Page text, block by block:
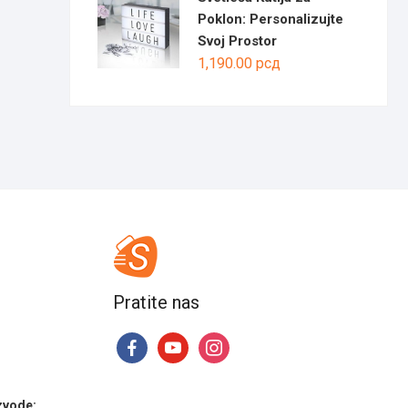
Poklon: Personalizujte
Svoj Prostor
1,190.00 рсд
Pratite nas
facebookyoutubeinstagram